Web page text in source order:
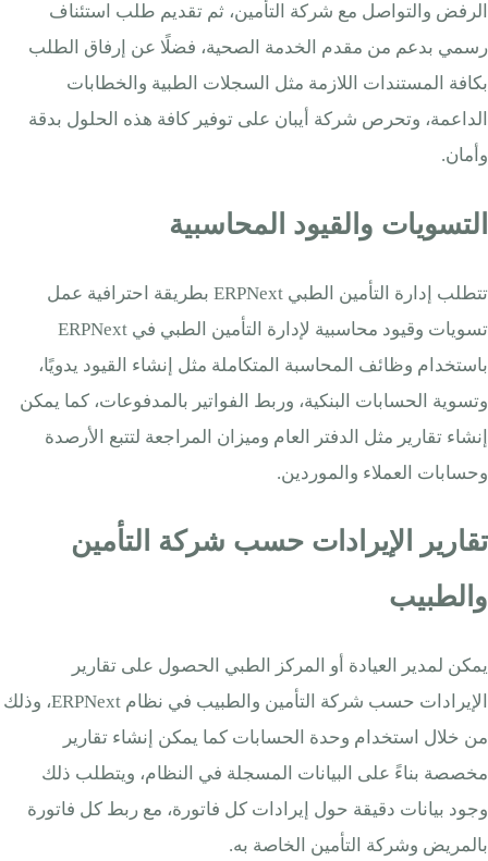
الرفض والتواصل مع شركة التأمين، ثم تقديم طلب استئناف
رسمي بدعم من مقدم الخدمة الصحية، فضلًا عن إرفاق الطلب
بكافة المستندات اللازمة مثل السجلات الطبية والخطابات
الداعمة، وتحرص شركة أيبان على توفير كافة هذه الحلول بدقة
وأمان.
التسويات والقيود المحاسبية
تتطلب إدارة التأمين الطبي ERPNext بطريقة احترافية عمل
تسويات وقيود محاسبية لإدارة التأمين الطبي في ERPNext
باستخدام وظائف المحاسبة المتكاملة مثل إنشاء القيود يدويًا،
وتسوية الحسابات البنكية، وربط الفواتير بالمدفوعات، كما يمكن
إنشاء تقارير مثل الدفتر العام وميزان المراجعة لتتبع الأرصدة
وحسابات العملاء والموردين.
تقارير الإيرادات حسب شركة التأمين
والطبيب
يمكن لمدير العيادة أو المركز الطبي الحصول على تقارير
الإيرادات حسب شركة التأمين والطبيب في نظام ERPNext، وذلك
من خلال استخدام وحدة الحسابات كما يمكن إنشاء تقارير
مخصصة بناءً على البيانات المسجلة في النظام، ويتطلب ذلك
وجود بيانات دقيقة حول إيرادات كل فاتورة، مع ربط كل فاتورة
بالمريض وشركة التأمين الخاصة به.